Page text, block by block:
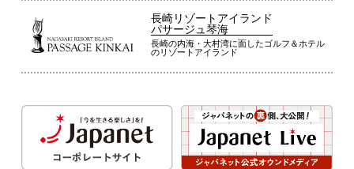
長崎リゾートアイランド
パサージュ琴海
長崎の内海・大村湾に面したゴルフ＆ホテル
のリゾートアイランド